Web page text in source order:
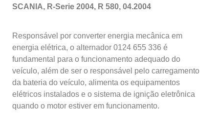
SCANIA, R-Serie 2004, R 580, 04.2004
Responsável por converter energia mecânica em
energia elétrica, o alternador 0124 655 336 é
fundamental para o funcionamento adequado do
veículo, além de ser o responsável pelo carregamento
da bateria do veículo, alimenta os equipamentos
elétricos instalados e o sistema de ignição eletrônica
quando o motor estiver em funcionamento.